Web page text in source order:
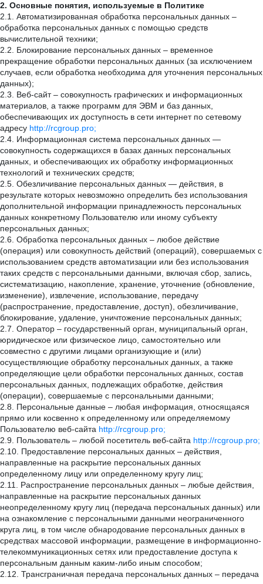
2. Основные понятия, используемые в Политике
2.1. Автоматизированная обработка персональных данных –
обработка персональных данных с помощью средств
вычислительной техники;
2.2. Блокирование персональных данных – временное
прекращение обработки персональных данных (за исключением
случаев, если обработка необходима для уточнения персональных
данных);
2.3. Веб-сайт – совокупность графических и информационных
материалов, а также программ для ЭВМ и баз данных,
обеспечивающих их доступность в сети интернет по сетевому
адресу http://rcgroup.pro;
2.4. Информационная система персональных данных —
совокупность содержащихся в базах данных персональных
данных, и обеспечивающих их обработку информационных
технологий и технических средств;
2.5. Обезличивание персональных данных — действия, в
результате которых невозможно определить без использования
дополнительной информации принадлежность персональных
данных конкретному Пользователю или иному субъекту
персональных данных;
2.6. Обработка персональных данных – любое действие
(операция) или совокупность действий (операций), совершаемых с
использованием средств автоматизации или без использования
таких средств с персональными данными, включая сбор, запись,
систематизацию, накопление, хранение, уточнение (обновление,
изменение), извлечение, использование, передачу
(распространение, предоставление, доступ), обезличивание,
блокирование, удаление, уничтожение персональных данных;
2.7. Оператор – государственный орган, муниципальный орган,
юридическое или физическое лицо, самостоятельно или
совместно с другими лицами организующие и (или)
осуществляющие обработку персональных данных, а также
определяющие цели обработки персональных данных, состав
персональных данных, подлежащих обработке, действия
(операции), совершаемые с персональными данными;
2.8. Персональные данные – любая информация, относящаяся
прямо или косвенно к определенному или определяемому
Пользователю веб-сайта http://rcgroup.pro;
2.9. Пользователь – любой посетитель веб-сайта http://rcgroup.pro;
2.10. Предоставление персональных данных – действия,
направленные на раскрытие персональных данных
определенному лицу или определенному кругу лиц;
2.11. Распространение персональных данных – любые действия,
направленные на раскрытие персональных данных
неопределенному кругу лиц (передача персональных данных) или
на ознакомление с персональными данными неограниченного
круга лиц, в том числе обнародование персональных данных в
средствах массовой информации, размещение в информационно-
телекоммуникационных сетях или предоставление доступа к
персональным данным каким-либо иным способом;
2.12. Трансграничная передача персональных данных – передача